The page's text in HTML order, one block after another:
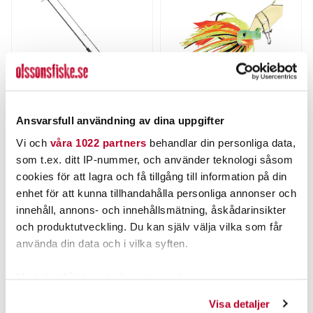
Ansvarsfull användning av dina uppgifter
Vi och våra 1022 partners behandlar din personliga data,
som t.ex. ditt IP-nummer, och använder teknologi såsom
cookies för att lagra och få tillgång till information på din
enhet för att kunna tillhandahålla personliga annonser och
innehåll, annons- och innehållsmätning, åskådarinsikter
och produktutveckling. Du kan själv välja vilka som får
använda din data och i vilka syften.
Visa detaljer
ABU GARCIA
ABU Max X Black Ops
Combo 8` 10-30g (#1)
Nuvarande pris:
999,00 krTidigare pris:
1 299,00 kr
999,00 kr
1 299,00 kr
TILLFÄLLIGT SLUT
LÄS MER
Pig Hula Chatterbait 15g
Nuvarande pris:
75,00 krTidigare pris:
99,00 kr
75,00 kr
99,00 kr
FINNS I LAGER.
LÄS MER